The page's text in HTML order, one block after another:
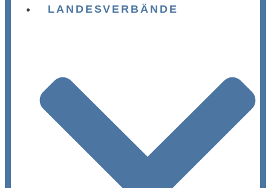
LANDESVERBÄNDE